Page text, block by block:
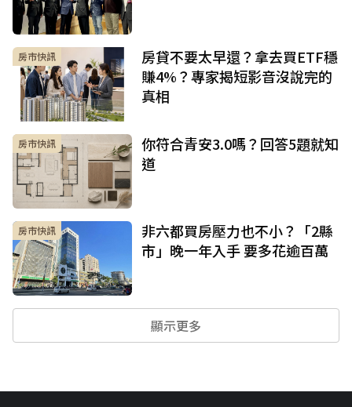
房市快訊
房貸不要太早還？拿去買ETF穩
賺4%？專家揭短影音沒說完的
真相
房市快訊
你符合青安3.0嗎？回答5題就知
道
房市快訊
非六都買房壓力也不小？「2縣
市」晚一年入手 要多花逾百萬
顯示更多